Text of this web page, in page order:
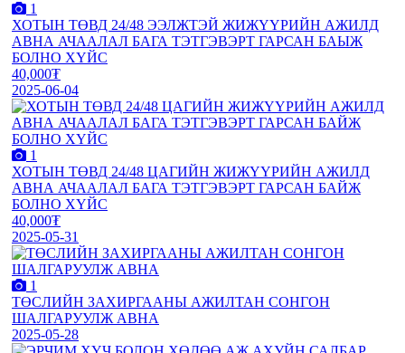
1
ХОТЫН ТӨВД 24/48 ЭЭЛЖТЭЙ ЖИЖҮҮРИЙН АЖИЛД
АВНА АЧААЛАЛ БАГА ТЭТГЭВЭРТ ГАРСАН БАЫЖ
БОЛНО ХҮЙС
40,000₮
2025-06-04
1
ХОТЫН ТӨВД 24/48 ЦАГИЙН ЖИЖҮҮРИЙН АЖИЛД
АВНА АЧААЛАЛ БАГА ТЭТГЭВЭРТ ГАРСАН БАЙЖ
БОЛНО ХҮЙС
40,000₮
2025-05-31
1
ТӨСЛИЙН ЗАХИРГААНЫ АЖИЛТАН СОНГОН
ШАЛГАРУУЛЖ АВНА
2025-05-28